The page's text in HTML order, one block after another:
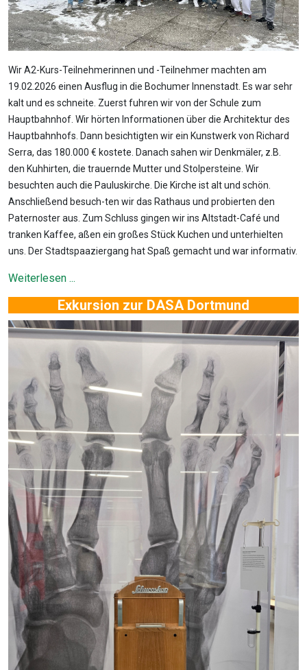
Wir A2-Kurs-Teilnehmerinnen und -Teilnehmer machten am
19.02.2026 einen Ausflug in die Bochumer Innenstadt. Es war sehr
kalt und es schneite. Zuerst fuhren wir von der Schule zum
Hauptbahnhof. Wir hörten Informationen über die Architektur des
Hauptbahnhofs. Dann besichtigten wir ein Kunstwerk von Richard
Serra, das 180.000 € kostete. Danach sahen wir Denkmäler, z.B.
den Kuhhirten, die trauernde Mutter und Stolpersteine. Wir
besuchten auch die Pauluskirche. Die Kirche ist alt und schön.
Anschließend besuch-ten wir das Rathaus und probierten den
Paternoster aus. Zum Schluss gingen wir ins Altstadt-Café und
tranken Kaffee, aßen ein großes Stück Kuchen und unterhielten
uns. Der Stadtspaaziergang hat Spaß gemacht und war informativ.
Weiterlesen ...
Exkursion zur DASA Dortmund